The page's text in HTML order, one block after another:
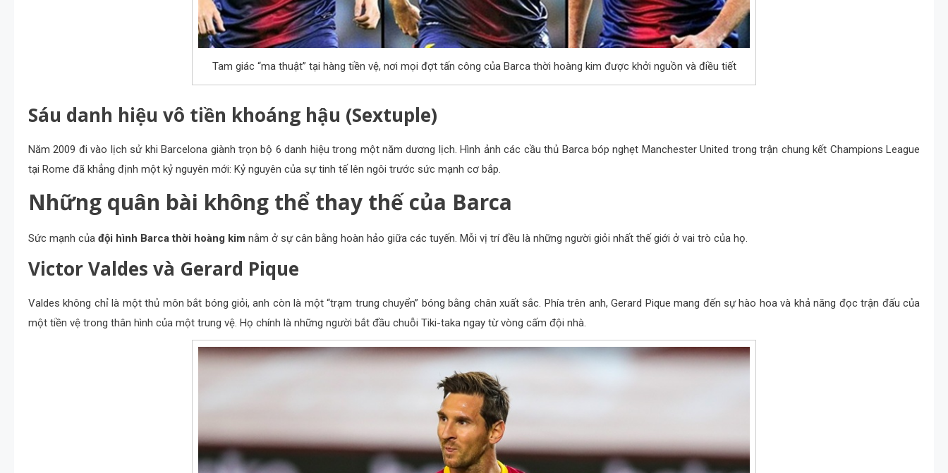
Tam giác “ma thuật” tại hàng tiền vệ, nơi mọi đợt tấn công của Barca thời hoàng kim được khởi nguồn và điều tiết
Sáu danh hiệu vô tiền khoáng hậu (Sextuple)
Năm 2009 đi vào lịch sử khi Barcelona giành trọn bộ 6 danh hiệu trong một năm dương lịch. Hình ảnh các cầu thủ Barca bóp nghẹt Manchester United trong trận chung kết Champions League
tại Rome đã khẳng định một kỷ nguyên mới: Kỷ nguyên của sự tinh tế lên ngôi trước sức mạnh cơ bắp.
Những quân bài không thể thay thế của Barca
Sức mạnh của đội hình Barca thời hoàng kim nằm ở sự cân bằng hoàn hảo giữa các tuyến. Mỗi vị trí đều là những người giỏi nhất thế giới ở vai trò của họ.
Victor Valdes và Gerard Pique
Valdes không chỉ là một thủ môn bắt bóng giỏi, anh còn là một “trạm trung chuyển” bóng bằng chân xuất sắc. Phía trên anh, Gerard Pique mang đến sự hào hoa và khả năng đọc trận đấu của
một tiền vệ trong thân hình của một trung vệ. Họ chính là những người bắt đầu chuỗi Tiki-taka ngay từ vòng cấm đội nhà.